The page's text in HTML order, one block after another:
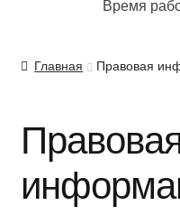
Контакты
Доставка и Гарантия
Время
Главная Правовая